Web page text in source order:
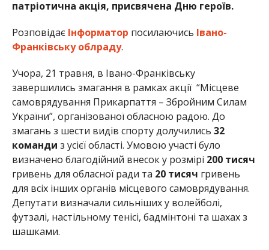
патріотична акція, присвячена Дню героїв.
Розповідає Інформатор посилаючись Івано-
Франківську облраду.
Учора, 21 травня, в Івано-Франківську
завершились змагання в рамках акції “Місцеве
самоврядування Прикарпаття – Збройним Силам
України”, організованої обласною радою. До
змагань з шести видів спорту долучились 32
команди з усієї області. Умовою участі було
визначено благодійний внесок у розмірі 200 тисяч
гривень для обласної ради та 20 тисяч гривень
для всіх інших органів місцевого самоврядування.
Депутати визначали сильніших у волейболі,
футзалі, настільному тенісі, бадмінтоні та шахах з
шашками.